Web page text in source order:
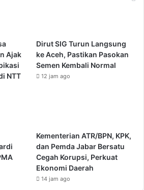
Ajak
NTT
Dirut SIG Turun Langsung
ke Aceh, Pastikan Pasokan
Semen Kembali Normal
12 jam ago
Kementerian ATR/BPN, KPK,
dan Pemda Jabar Bersatu
Cegah Korupsi, Perkuat
Ekonomi Daerah
14 jam ago